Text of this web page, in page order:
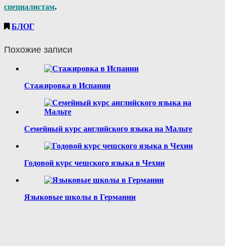
специалистам.
БЛОГ
Похожие записи
Стажировка в Испании
Семейный курс английского языка на Мальте
Годовой курс чешского языка в Чехии
Языковые школы в Германии